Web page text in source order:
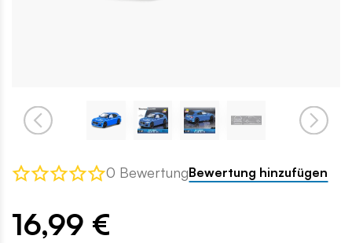
0 BewertungBewertung hinzufügen
16,99 €